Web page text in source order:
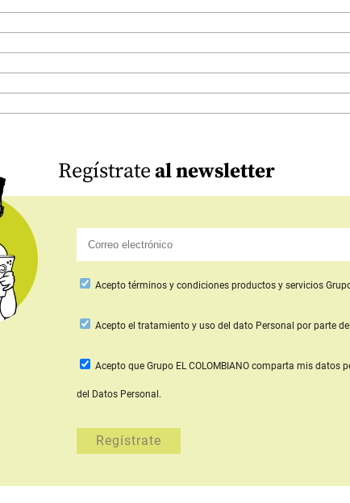
Regístrateal newsletter
Acepto términos y condiciones productos y servicios
Aceptoel tratamiento y uso del dato Personal por parte
Acepto que Grupo EL COLOMBIANO comparta mis datos
del Datos Personal.